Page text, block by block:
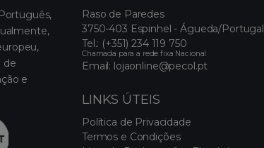
de
e
Raso de Paredes
3750-403 Espinhel - Águeda/Portugal
Tel.: (+351) 234 119 750
Chamada para a rede fixa Nacional
Email: lojaonline@pecol.pt
LINKS ÚTEIS
Política de Privacidade
Termos e Condições